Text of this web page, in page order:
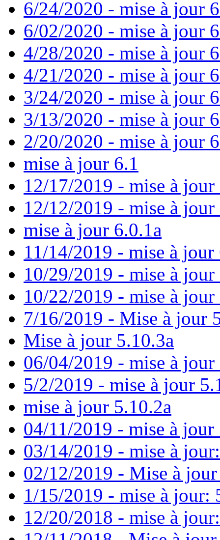
6/24/2020 - mise à jour
6/02/2020 - mise à jour
4/28/2020 - mise à jour
4/21/2020 - mise à jour
3/24/2020 - mise à jour
3/13/2020 - mise à jour
2/20/2020 - mise à jour
mise à jour 6.1
12/17/2019 - mise à jour
12/12/2019 - mise à jour
mise à jour 6.0.1a
11/14/2019 - mise à jour
10/29/2019 - mise à jour
10/22/2019 - mise à
7/16/2019 - Mise à jour
Mise à jour 5.10.3a
06/04/2019 - mise à
5/2/2019 - mise à jour
mise à jour 5.10.2a
04/11/2019 - mise à
03/14/2019 - mise à
02/12/2019 - Mise à
1/15/2019 - mise à jour:
12/20/2018 - mise à